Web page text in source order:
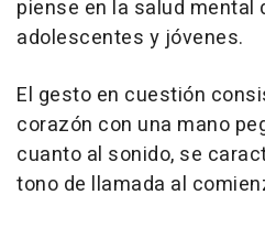
piense en la salud mental
adolescentes y jóvenes.
El gesto en cuestión
corazón con una mano
cuanto al sonido, se
tono de llamada al